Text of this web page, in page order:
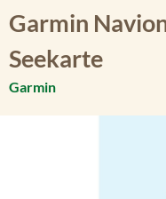
Garmin
Seekarte
Garmin